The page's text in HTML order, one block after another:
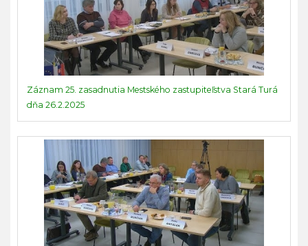
Záznam 25. zasadnutia Mestského zastupiteľstva Stará Turá
dňa 26.2.2025